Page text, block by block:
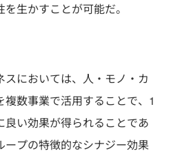
生かすことが可能だ。
スにおいては、人・モノ・カ
数事業で活用することで、1
い効果が得られることであ
ープの特徴的なシナジー効果